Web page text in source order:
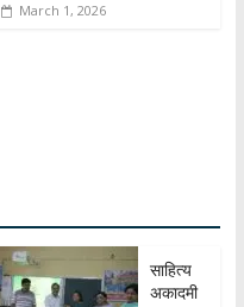
March 1, 2026
साहित्य
अकादमी